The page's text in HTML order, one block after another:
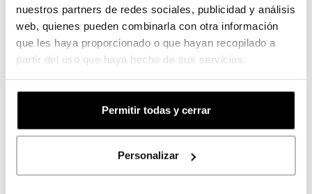
nuestros partners de redes sociales, publicidad y análisis
web, quienes pueden combinarla con otra información
que les haya proporcionado o que hayan recopilado a
partir del uso que haya hecho de sus servicios.
Permitir todas y cerrar
Personalizar
2.- Se mueve el texto y las líneas que se
van a imprimir en relieve a la capa
3.- Se selecciona el texto y las líneas de la
capa BRAILLE y se rellenan con la tinta
plana correspondiente desde la Biblioteca
de Tintas Técnicas de Truyol Digital: